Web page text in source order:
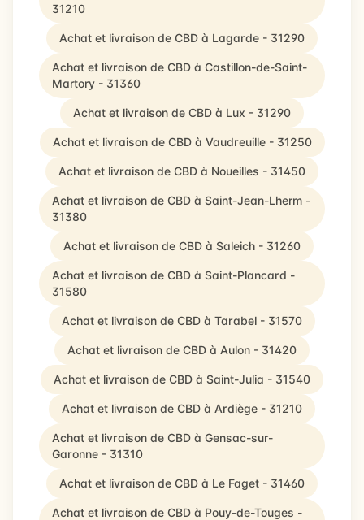
31210
Achat et livraison de CBD à Lagarde - 31290
Achat et livraison de CBD à Castillon-de-Saint-
Martory - 31360
Achat et livraison de CBD à Lux - 31290
Achat et livraison de CBD à Vaudreuille - 31250
Achat et livraison de CBD à Noueilles - 31450
Achat et livraison de CBD à Saint-Jean-Lherm -
31380
Achat et livraison de CBD à Saleich - 31260
Achat et livraison de CBD à Saint-Plancard -
31580
Achat et livraison de CBD à Tarabel - 31570
Achat et livraison de CBD à Aulon - 31420
Achat et livraison de CBD à Saint-Julia - 31540
Achat et livraison de CBD à Ardiège - 31210
Achat et livraison de CBD à Gensac-sur-
Garonne - 31310
Achat et livraison de CBD à Le Faget - 31460
Achat et livraison de CBD à Pouy-de-Touges -